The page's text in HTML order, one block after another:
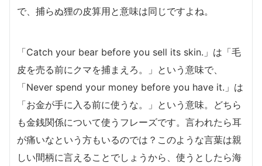
で、捕らぬ狸の皮算用と意味は同じですよね。
「Catch your bear before you sell its skin.」は「毛
皮を売る前にクマを捕まえろ。」という意味で、
「Never spend your money before you have it.」は
「お金が手に入る前に使うな。」という意味。どちら
も金銭関係について使うフレーズです。言われたら耳
が痛いなという方もいるのでは？このような言葉は親
しい間柄に言えることでしょうから、使うとしたら海